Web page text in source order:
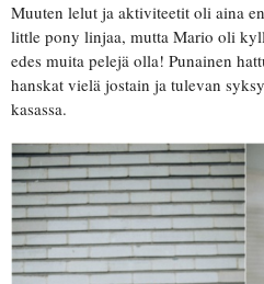
Muuten lelut ja aktiviteetit oli aina
little pony linjaa, mutta Mario oli
edes muita pelejä olla! Punainen
hanskat vielä jostain ja tulevan
kasassa.